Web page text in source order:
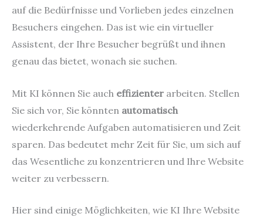
auf die Bedürfnisse und Vorlieben jedes einzelnen
Besuchers eingehen. Das ist wie ein virtueller
Assistent, der Ihre Besucher begrüßt und ihnen
genau das bietet, wonach sie suchen.
Mit KI können Sie auch effizienter arbeiten. Stellen
Sie sich vor, Sie könnten automatisch
wiederkehrende Aufgaben automatisieren und Zeit
sparen. Das bedeutet mehr Zeit für Sie, um sich auf
das Wesentliche zu konzentrieren und Ihre Website
weiter zu verbessern.
Hier sind einige Möglichkeiten, wie KI Ihre Website